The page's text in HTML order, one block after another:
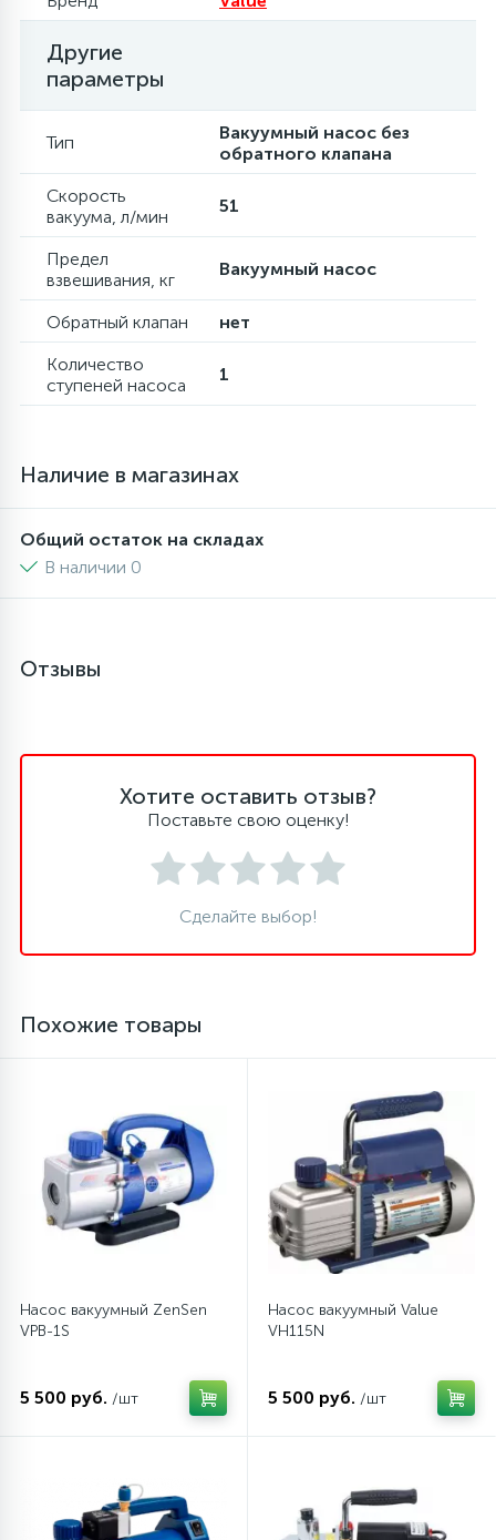
Шкивы барабана
Шланги слива
Щетки двигателя
Электронные модули
30
Другие
параметры
Тип
Вакуумный насос без
обратного клапана
Скорость
вакуума, л/мин
51
Предел
взвешивания, кг
Вакуумный насос
Обратный клапан
нет
Количество
ступеней насоса
1
Наличие в магазинах
Общий остаток на складах
В наличии 0
Отзывы
Хотите оставить отзыв?
Поставьте свою оценку!
Сделайте выбор!
Похожие товары
Насос вакуумный ZenSen
VPB-1S
5 500 руб. /шт
Насос вакуумный Value
VH115N
5 500 руб. /шт